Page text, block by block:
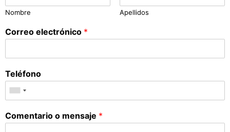
Nombre Apellidos
Correo electrónico *
Teléfono
Comentario o mensaje *